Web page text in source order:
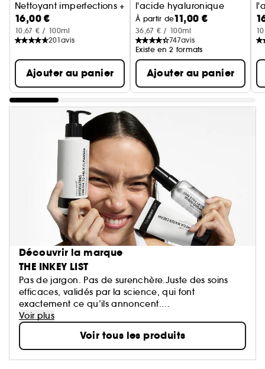
Nettoyant imperfections + pores à l'acide salicylique
16,00 €
10,67 € / 100ml
201avis
Ajouter au panier
l'acide hyaluronique
Sérum visage
À partir de11,00 €
36,67 € / 100ml
747avis
Existe en 2 formats
Ajouter au panier
Découvrir la marque
THE INKEY LIST
Pas de jargon. Pas de surenchère.Juste des soins
efficaces, validés par la science, qui font
exactement ce qu’ils annoncent.
The INKEY List vous montre ce dont votre peau a
vraiment besoin, pas ce qui est simplement
tendance. Que vous soyez novice en soins ou déjà
expert·e avec une routine bien installée, INKEY est
toujours à vos côtés, avec innovation, pédagogie et
Voir plus
Voir tous les produits